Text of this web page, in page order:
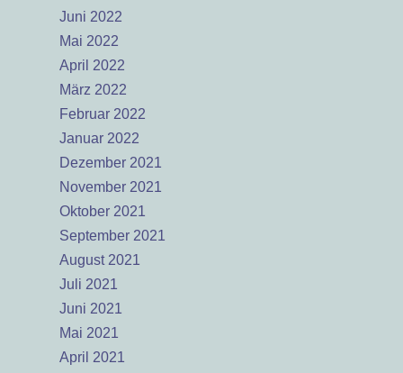
Juni 2022
Mai 2022
April 2022
März 2022
Februar 2022
Januar 2022
Dezember 2021
November 2021
Oktober 2021
September 2021
August 2021
Juli 2021
Juni 2021
Mai 2021
April 2021